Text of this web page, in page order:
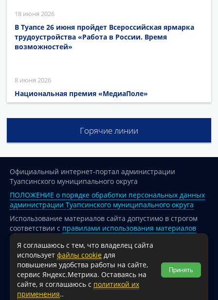
18 июня 2026
В Туапсе 26 июня пройдет Всероссийская ярмарка
трудоустройства «Работа в России. Время
возможностей»
8 июня 2026
Национальная премия «МедиаПоле»
Горячие линии
Официальный интернет-портал администрации
Туапсинского муниципального округа
ПОЛОЖЕНИЕ о порядке обработки персональных данных
администрации Туапсинского муниципального округа
Использование материалов сайта допустимо в строгом
соответствии с правилами использования материалов
опубликованных на сайте
При перепечатке и использовании информации ссылка
на источник обязательна.
Для сайтов и страниц сети Интернет обязательна
активная гиперссылка на официальный интернет-портал
администрации Туапсинского муниципального округа.
Я соглашаюсь с тем, что владелец сайта
использует файлы cookie для
повышения удобства работы на сайте,
сервис Яндекс.Метрика. Оставаясь на
сайте, я соглашаюсь с политикой их
применения..
Принять